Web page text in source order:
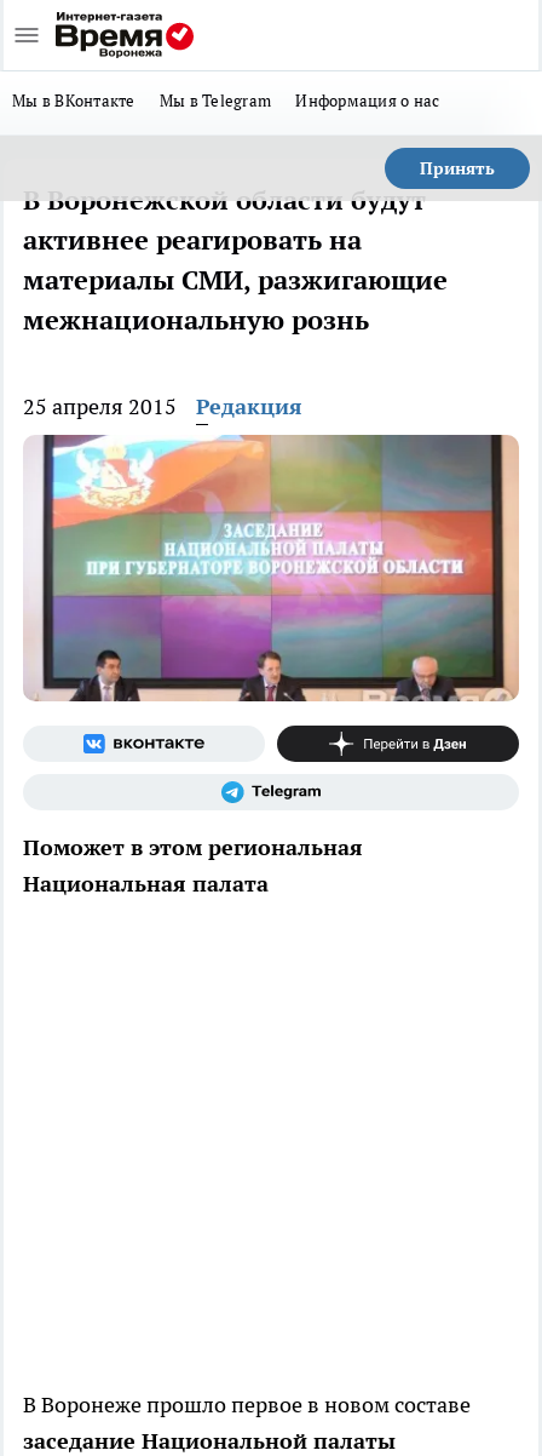
Мы в ВКонтакте Мы в Telegram Информация о нас
Принять
В Воронежской области будут
активнее реагировать на
материалы СМИ, разжигающие
межнациональную рознь
25 апреля 2015 Редакция
Поможет в этом региональная
Национальная палата
В Воронеже прошло первое в новом составе
заседание Национальной палаты